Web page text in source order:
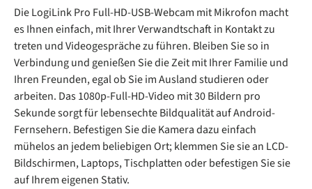
Die LogiLink Pro Full-HD-USB-Webcam mit Mikrofon macht
es Ihnen einfach, mit Ihrer Verwandtschaft in Kontakt zu
treten und Videogespräche zu führen. Bleiben Sie so in
Verbindung und genießen Sie die Zeit mit Ihrer Familie und
Ihren Freunden, egal ob Sie im Ausland studieren oder
arbeiten. Das 1080p-Full-HD-Video mit 30 Bildern pro
Sekunde sorgt für lebensechte Bildqualität auf Android-
Fernsehern. Befestigen Sie die Kamera dazu einfach
mühelos an jedem beliebigen Ort; klemmen Sie sie an LCD-
Bildschirmen, Laptops, Tischplatten oder befestigen Sie sie
auf Ihrem eigenen Stativ.